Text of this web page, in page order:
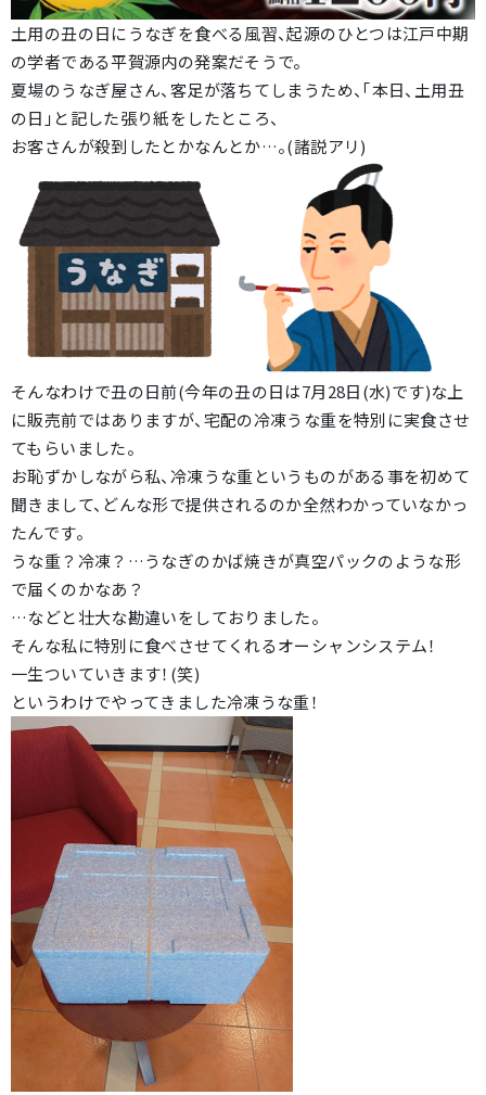
土用の丑の日にうなぎを食べる風習、起源のひとつは江戸中期
の学者である平賀源内の発案だそうで。
夏場のうなぎ屋さん、客足が落ちてしまうため、「本日、土用丑
の日」と記した張り紙をしたところ、
お客さんが殺到したとかなんとか…。(諸説アリ)
そんなわけで丑の日前(今年の丑の日は7月28日(水)です)な上
に販売前ではありますが、宅配の冷凍うな重を特別に実食させ
てもらいました。
お恥ずかしながら私、冷凍うな重というものがある事を初めて
聞きまして、どんな形で提供されるのか全然わかっていなかっ
たんです。
うな重？冷凍？…うなぎのかば焼きが真空パックのような形
で届くのかなあ？
…などと壮大な勘違いをしておりました。
そんな私に特別に食べさせてくれるオーシャンシステム！
一生ついていきます！(笑)
というわけでやってきました冷凍うな重！